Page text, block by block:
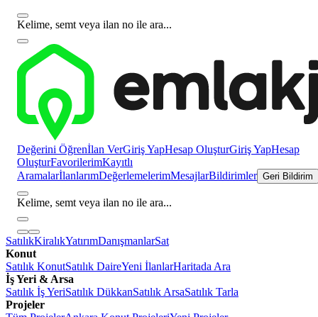
Kelime, semt veya ilan no ile ara...
Değerini Öğrenİlan VerGiriş YapHesap OluşturGiriş YapHesap
OluşturFavorilerimKayıtlı
AramalarİlanlarımDeğerlemelerimMesajlarBildirimler Geri Bildirim
Kelime, semt veya ilan no ile ara...
SatılıkKiralıkYatırımDanışmanlarSat
Konut
Satılık KonutSatılık DaireYeni İlanlarHaritada Ara
İş Yeri & Arsa
Satılık İş YeriSatılık DükkanSatılık ArsaSatılık Tarla
Projeler